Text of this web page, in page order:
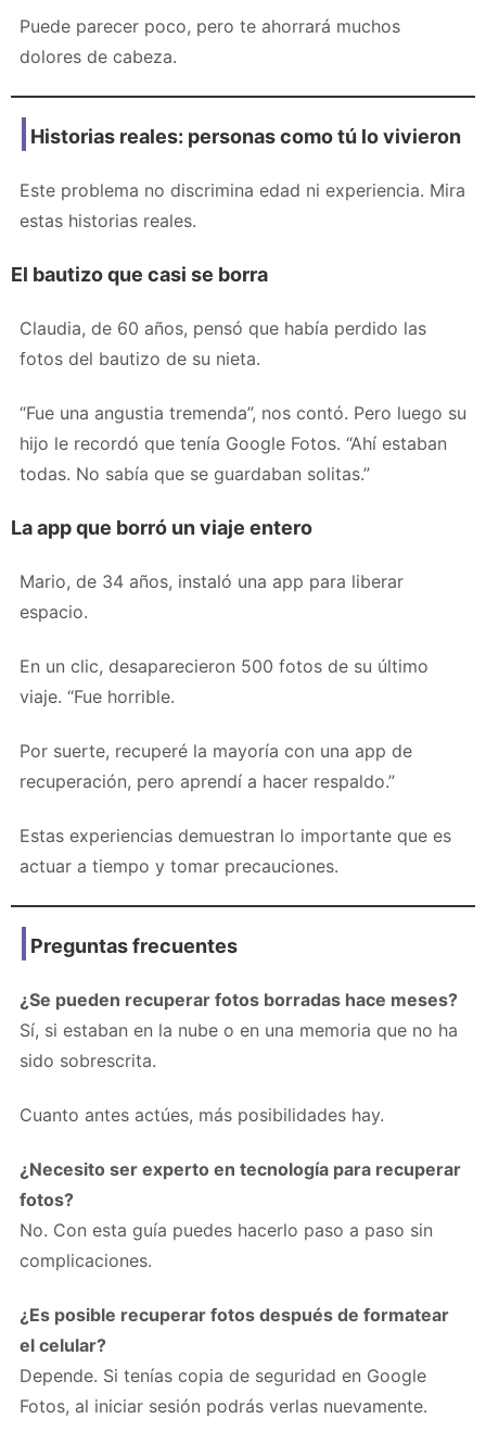
Puede parecer poco, pero te ahorrará muchos
dolores de cabeza.
Historias reales: personas como tú lo vivieron
Este problema no discrimina edad ni experiencia. Mira
estas historias reales.
El bautizo que casi se borra
Claudia, de 60 años, pensó que había perdido las
fotos del bautizo de su nieta.
“Fue una angustia tremenda”, nos contó. Pero luego su
hijo le recordó que tenía Google Fotos. “Ahí estaban
todas. No sabía que se guardaban solitas.”
La app que borró un viaje entero
Mario, de 34 años, instaló una app para liberar
espacio.
En un clic, desaparecieron 500 fotos de su último
viaje. “Fue horrible.
Por suerte, recuperé la mayoría con una app de
recuperación, pero aprendí a hacer respaldo.”
Estas experiencias demuestran lo importante que es
actuar a tiempo y tomar precauciones.
Preguntas frecuentes
¿Se pueden recuperar fotos borradas hace meses?
Sí, si estaban en la nube o en una memoria que no ha
sido sobrescrita.
Cuanto antes actúes, más posibilidades hay.
¿Necesito ser experto en tecnología para recuperar
fotos?
No. Con esta guía puedes hacerlo paso a paso sin
complicaciones.
¿Es posible recuperar fotos después de formatear
el celular?
Depende. Si tenías copia de seguridad en Google
Fotos, al iniciar sesión podrás verlas nuevamente.